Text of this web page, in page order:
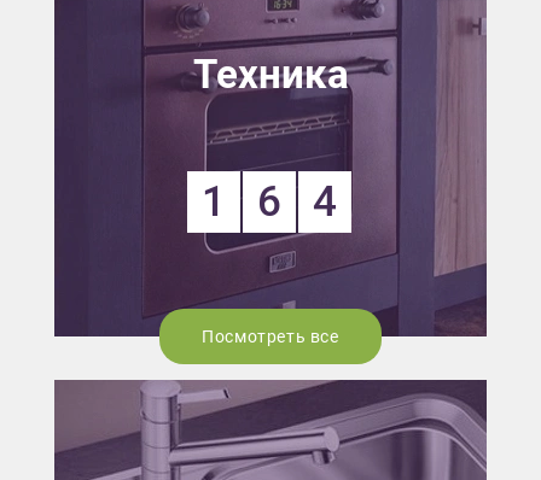
Техника
1 6 4
Посмотреть все